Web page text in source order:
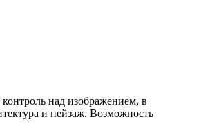
над изображением, в
и пейзаж. Возможность